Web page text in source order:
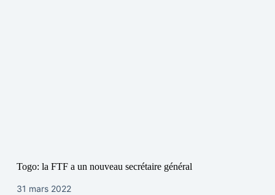
Togo: la FTF a un nouveau secrétaire général
31 mars 2022